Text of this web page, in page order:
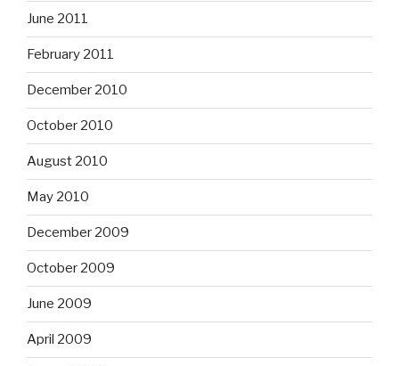
June 2011
February 2011
December 2010
October 2010
August 2010
May 2010
December 2009
October 2009
June 2009
April 2009